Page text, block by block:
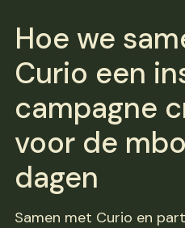
Hoe we
Curio een
campagne
voor de
dagen
Samen met Curio en